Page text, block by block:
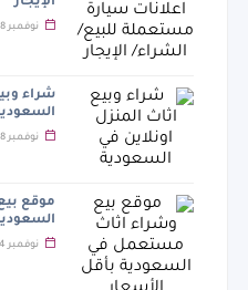
الإيجار
نوفمبر 18, 2024
شراء
نوفمبر 18, 2024
موقع
نوفمبر 14, 2024